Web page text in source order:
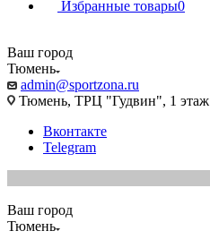
Избранные товары0
Ваш город
Тюмень
admin@sportzona.ru
Тюмень, ТРЦ "Гудвин", 1 этаж
Вконтакте
Telegram
Ваш город
Тюмень